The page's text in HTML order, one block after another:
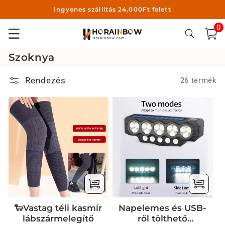
tartalomhoz
Ingyenes szállítás 24,000Ft felett
Kosár
0
K
l
l
e
k
Szoknya
Rendezés 26 termék
🐑Vastag téli kasmír
lábszármelegítő
Napelemes és USB-
ről tölthető